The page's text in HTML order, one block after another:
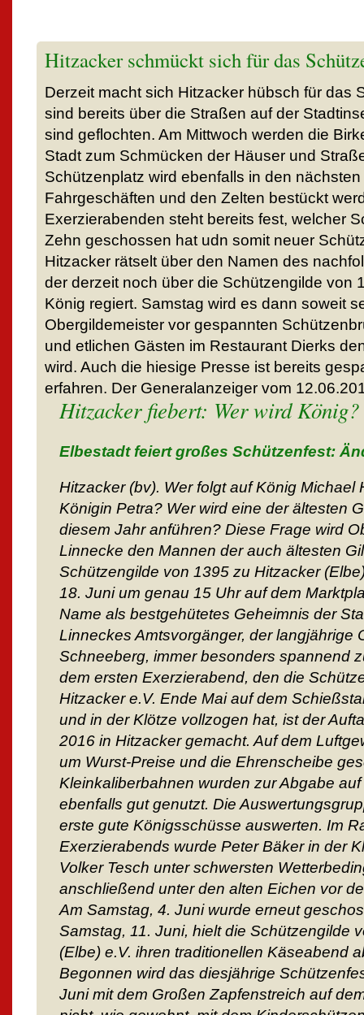
Hitzacker schmückt sich für das
Derzeit macht sich Hitzacker hübsch für das
sind bereits über die Straßen auf der
sind geflochten. Am Mittwoch werden die
Stadt zum Schmücken der Häuser und
Schützenplatz wird ebenfalls in den
Fahrgeschäften und den Zelten bestückt
Exerzierabenden steht bereits fest, welcher
Zehn geschossen hat udn somit neuer
Hitzacker rätselt über den Namen des
der derzeit noch über die Schützengilde von
König regiert. Samstag wird es dann soweit
Obergildemeister vor gespannten
und etlichen Gästen im Restaurant Dierks
wird. Auch die hiesige Presse ist bereits
erfahren. Der Generalanzeiger vom
Hitzacker fiebert: Wer wird König?
Elbestadt feiert großes Schützenfest:
Hitzacker (bv). Wer folgt auf König Michael
Königin Petra? Wer wird eine der ältesten
diesem Jahr anführen? Diese Frage wird
Linnecke den Mannen der auch ältesten
Schützengilde von 1395 zu Hitzacker
18. Juni um genau 15 Uhr auf dem
Name als bestgehütetes Geheimnis der
Linneckes Amtsvorgänger, der langjährige
Schneeberg, immer besonders spannend
dem ersten Exerzierabend, den die
Hitzacker e.V. Ende Mai auf dem
und in der Klötze vollzogen hat, ist der
2016 in Hitzacker gemacht. Auf dem
um Wurst-Preise und die Ehrenscheibe
Kleinkaliberbahnen wurden zur Abgabe
ebenfalls gut genutzt. Die
erste gute Königsschüsse auswerten. Im
Exerzierabends wurde Peter Bäker in der
Volker Tesch unter schwersten
anschließend unter den alten Eichen vor
Am Samstag, 4. Juni wurde erneut
Samstag, 11. Juni, hielt die Schützengilde
(Elbe) e.V. ihren traditionellen Käseabend
Begonnen wird das diesjährige
Juni mit dem Großen Zapfenstreich auf